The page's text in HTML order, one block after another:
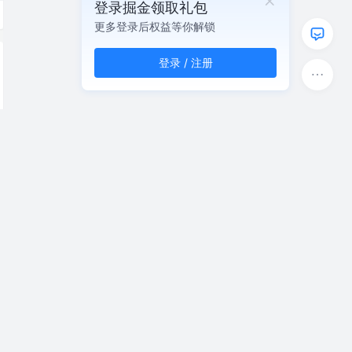
登录掘金领取礼包
更多登录后权益等你解锁
登录 / 注册